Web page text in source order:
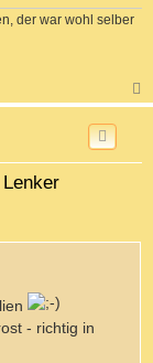
der war wohl selber
a
- richtig in